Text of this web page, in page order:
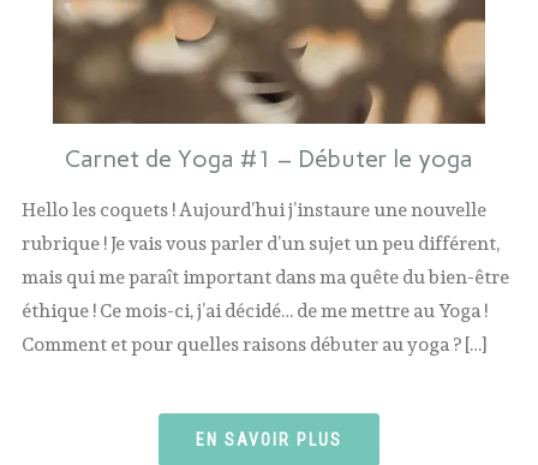
Carnet de Yoga #1 – Débuter le yoga
Hello les coquets ! Aujourd’hui j’instaure une nouvelle
rubrique ! Je vais vous parler d’un sujet un peu différent,
mais qui me paraît important dans ma quête du bien-être
éthique ! Ce mois-ci, j’ai décidé… de me mettre au Yoga !
Comment et pour quelles raisons débuter au yoga ? […]
EN SAVOIR PLUS